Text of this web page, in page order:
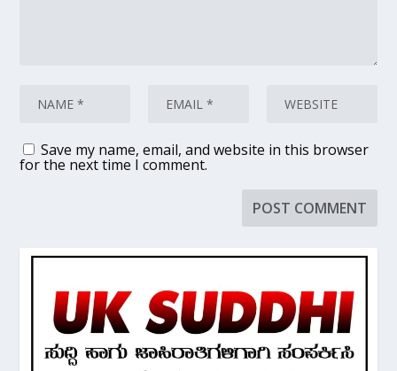
Save my name, email, and website in this browser
for the next time I comment.